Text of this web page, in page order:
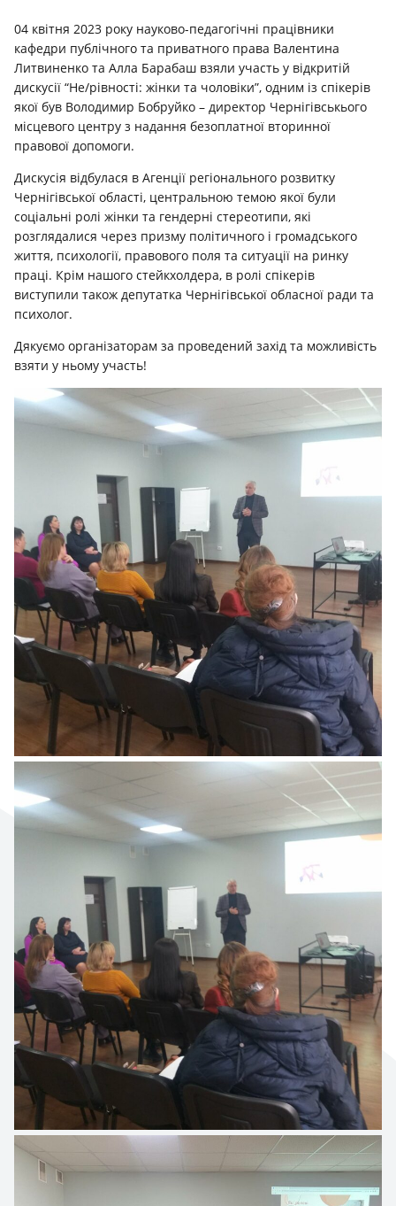
04 квітня 2023 року науково-педагогічні працівники
кафедри публічного та приватного права Валентина
Литвиненко та Алла Барабаш взяли участь у відкритій
дискусії “Не/рівності: жінки та чоловіки”, одним із спікерів
якої був Володимир Бобруйко – директор Чернігівськього
місцевого центру з надання безоплатної вторинної
правової допомоги.
Дискусія відбулася в Агенції регіонального розвитку
Чернігівської області, центральною темою якої були
соціальні ролі жінки та гендерні стереотипи, які
розглядалися через призму політичного і громадського
життя, психології, правового поля та ситуації на ринку
праці. Крім нашого стейкхолдера, в ролі спікерів
виступили також депутатка Чернігівської обласної ради та
психолог.
Дякуємо організаторам за проведений захід та можливість
взяти у ньому участь!